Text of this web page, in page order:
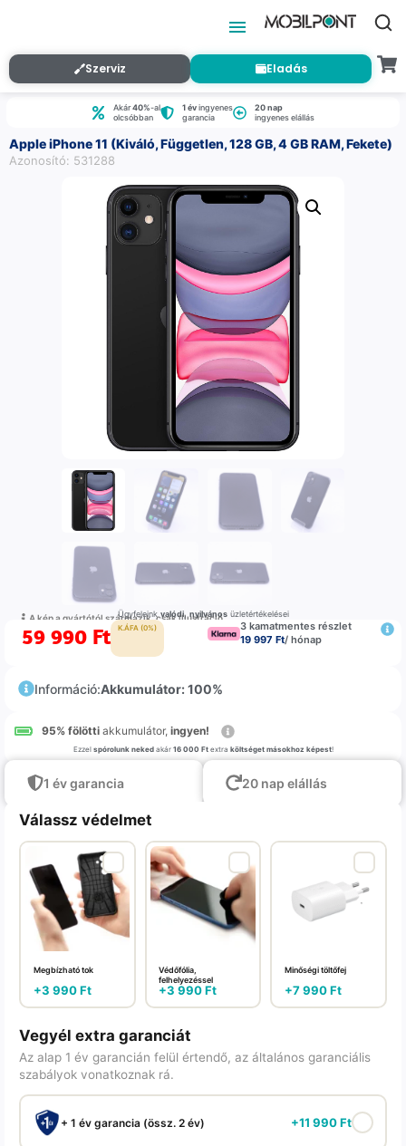
Szerviz Eladás
Akár40%-al
olcsóbban
1 évingyenes
garancia
20 nap
ingyenes elállás
Apple iPhone 11 (Kiváló, Független, 128 GB, 4 GB RAM, Fekete)
Azonosító: 531288
A kép a gyártótól származik, csak illustráció
Ügyfeleinkvalódi,nyilvánosüzletértékelései
59 990 Ft K.ÁFA (0%)
3 kamatmentes részlet
19 997 Ft/ hónap
Információ:Akkumulátor: 100%
95% fölötti akkumulátor, ingyen!
Ezzel spórolunk nekedakár 16 000 Ftextra költséget másokhoz képest!
1 év garancia 20 nap elállás
Válassz védelmet
Megbízható tok
+3 990Ft
Védőfólia,
felhelyezéssel
+3 990Ft
Minőségi töltőfej
+7 990Ft
Vegyél extra garanciát
Az alap 1 év garancián felül értendő, az általános garanciális
szabályok vonatkoznak rá.
+ 1 év garancia (össz. 2 év) +11 990Ft